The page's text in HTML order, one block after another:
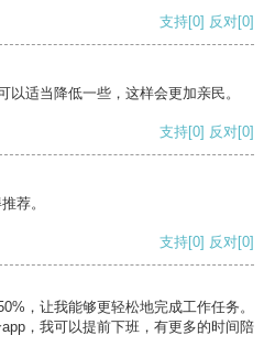
支持[0] 反对[0]
以适当降低一些，这样会更加亲民。
支持[0] 反对[0]
荐。
支持[0] 反对[0]
，让我能够更轻松地完成工作任务。
，我可以提前下班，有更多的时间陪